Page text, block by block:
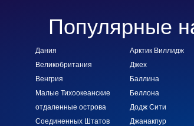
Популярные
Дания
Великобритания
Венгрия
Малые Тихоокеанские
отдаленные острова
Соединенных Штатов
Арктик Виллидж
Джех
Баллина
Беллона
Додж Сити
Джанакпур